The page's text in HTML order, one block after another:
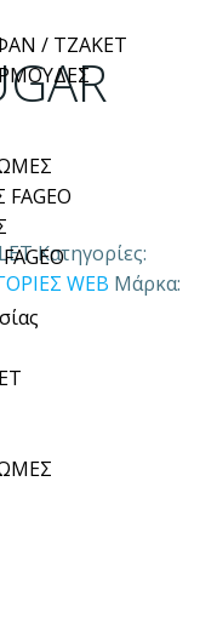
/ ΤΖΑΚΕΤ
Κατηγορίες:
WEB Μάρκα: